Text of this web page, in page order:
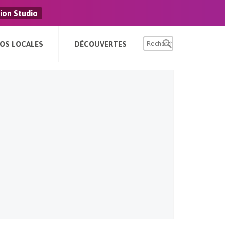
Studio
LOCALES DÉCOUVERTES